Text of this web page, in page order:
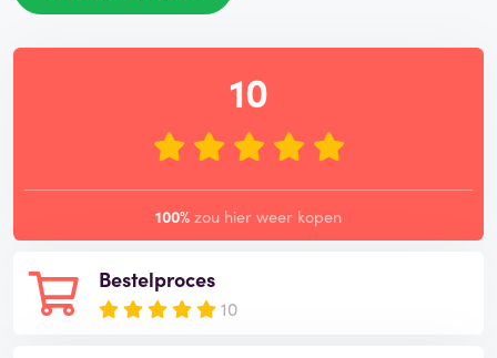
Bestelproces
10
10
100% zou hier weer kopen